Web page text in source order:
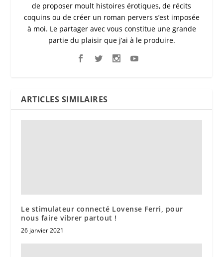
de proposer moult histoires érotiques, de récits
coquins ou de créer un roman pervers s’est imposée
à moi. Le partager avec vous constitue une grande
partie du plaisir que j’ai à le produire.
ARTICLES SIMILAIRES
Le stimulateur connecté Lovense Ferri, pour
nous faire vibrer partout !
26 janvier 2021